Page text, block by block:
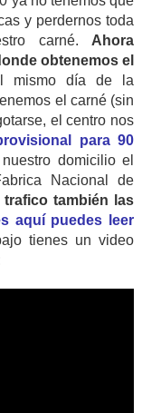
y perdernos toda
carné. Ahora
obtenemos el
mismo día de la
el carné (sin
el centro nos
para 90
domicilio el
Nacional de
trafico también las
aquí puedes leer
tienes un video